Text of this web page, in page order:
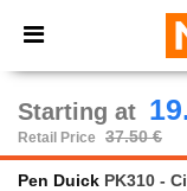
× Ntextil
Better prices
Starting at
Retail Price
37.50 €
Pen Duick PK310 -